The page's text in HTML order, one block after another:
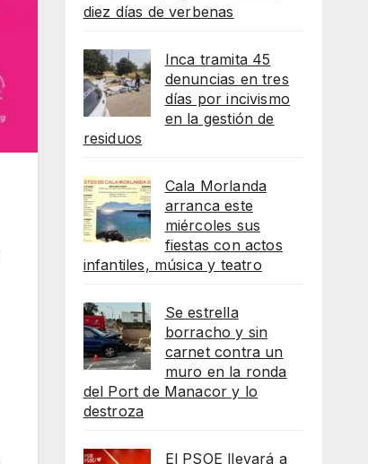
diez días de verbenas
Inca tramita 45
denuncias en tres
días por incivismo
en la gestión de
residuos
Cala Morlanda
arranca este
miércoles sus
fiestas con actos
infantiles, música y teatro
Se estrella
borracho y sin
carnet contra un
muro en la ronda
del Port de Manacor y lo
destroza
El PSOE llevará a